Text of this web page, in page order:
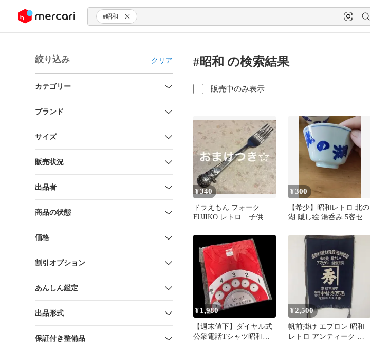
ツにスキップ #昭和
絞り込み クリア
カテゴリー
ブランド
サイズ
販売状況
出品者
商品の状態
価格
割引オプション
あんしん鑑定
出品形式
保証付き整備品
#昭和 の検索結果
販売中のみ表示
¥340
ドラえもん フォーク
FUJIKO レトロ 子供
¥300
【希少】昭和レトロ 北の
湖 隠し絵 湯呑み 5客セッ
品
¥ 1,980
【週末値下】ダイヤル式
公衆電話Tシャツ昭和レ
¥2,500
帆前掛け エプロン 昭和
レトロ アンティーク ヴ